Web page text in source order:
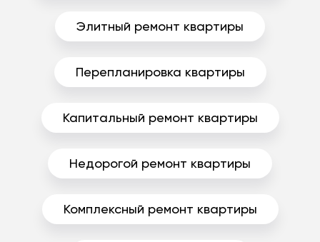
Элитный ремонт квартиры
Перепланировка квартиры
Капитальный ремонт квартиры
Недорогой ремонт квартиры
Комплексный ремонт квартиры